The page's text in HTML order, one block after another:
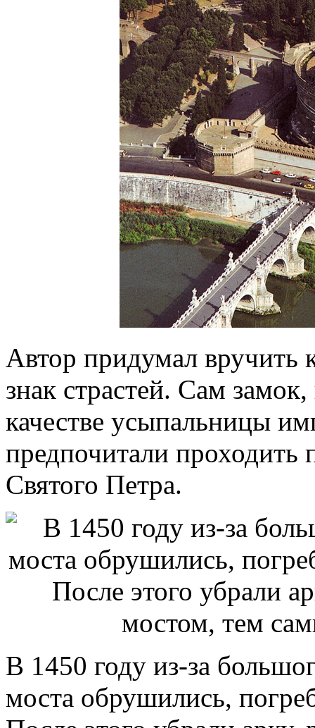
Автор придумал вручить
знак страстей. Сам
качестве усыпальницы
предпочитали проходить
Святого Петра.
В 1450 году из-за
моста обрушились,